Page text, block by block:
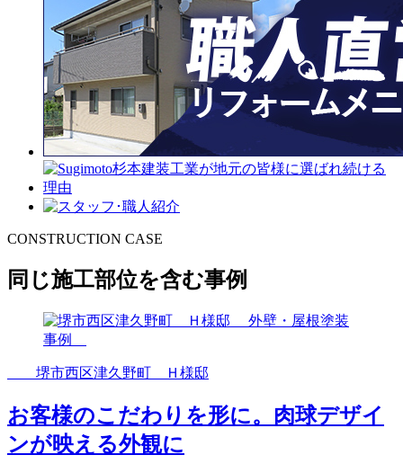
CONSTRUCTION CASE
同じ施工部位を含む事例
堺市西区津久野町 Ｈ様邸
お客様のこだわりを形に。肉球デザイ
ンが映える外観に